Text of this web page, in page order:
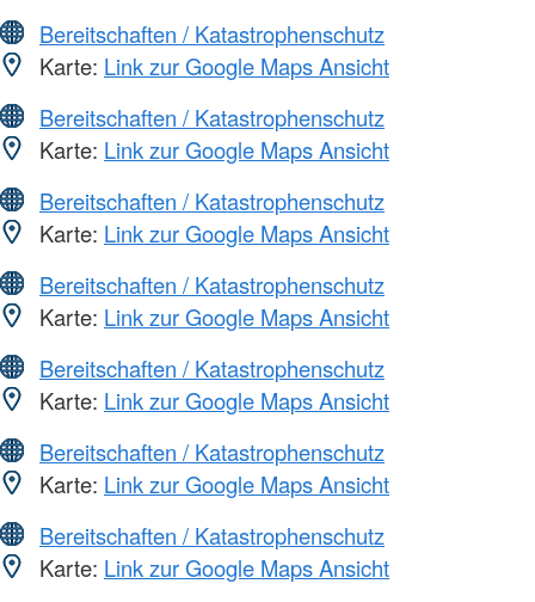
Bereitschaften / Katastrophenschutz
Karte: Link zur Google Maps Ansicht
Bereitschaften / Katastrophenschutz
Karte: Link zur Google Maps Ansicht
Bereitschaften / Katastrophenschutz
Karte: Link zur Google Maps Ansicht
Bereitschaften / Katastrophenschutz
Karte: Link zur Google Maps Ansicht
Bereitschaften / Katastrophenschutz
Karte: Link zur Google Maps Ansicht
Bereitschaften / Katastrophenschutz
Karte: Link zur Google Maps Ansicht
Bereitschaften / Katastrophenschutz
Karte: Link zur Google Maps Ansicht